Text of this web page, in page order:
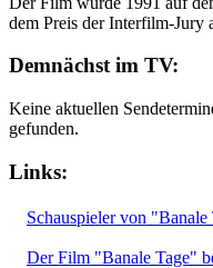
dem Preis der Interfilm-Jury
Demnächst im TV:
Keine aktuellen
gefunden.
Links:
Schauspieler von "Banale
Der Film "Banale Tage"